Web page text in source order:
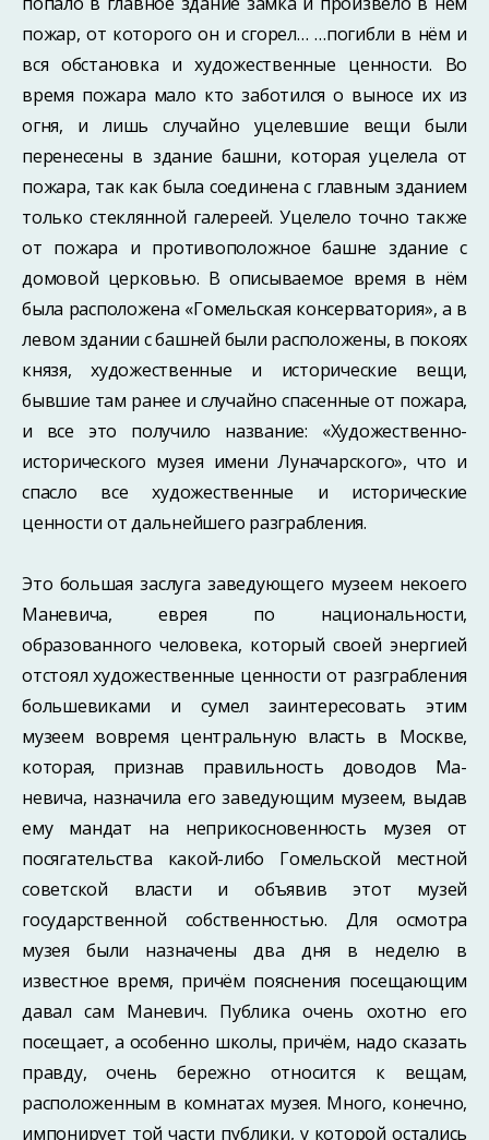
пожар, от которого он и сгорел… …погибли в нём и
вся обстановка и художественные ценности. Во
время по­жара мало кто заботился о выносе их из
огня, и лишь случайно уцелевшие вещи были
перенесены в здание башни, которая уцелела от
пожара, так как была соедине­на с главным зданием
только стеклянной галереей. Уцелело точно также
от пожара и противоположное башне здание с
домовой церковью. В описываемое время в нём
была расположена «Гомельская консерватория», а в
левом здании с башней были расположены, в покоях
князя, художественные и исторические вещи,
бывшие там ранее и случайно спасенные от пожара,
и все это получило название: «Художествен­но-
исторического музея имени Луначарского», что и
спасло все художественные и исторические
ценности от дальнейшего разграбления.
Это большая заслуга заведующего музеем некоего
Маневича, еврея по нацио­нальности,
образованного человека, который своей энергией
отстоял художествен­ные ценности от разграбления
большевиками и сумел заинтересовать этим
музеем вовремя центральную власть в Москве,
которая, признав правильность доводов Ма­
невича, назначила его заведующим музеем, выдав
ему мандат на неприкосновен­ность музея от
посягательства какой-либо Гомельской местной
советской власти и объявив этот музей
государственной собственностью. Для осмотра
музея были назначены два дня в неделю в
известное время, причём пояснения посещающим
давал сам Маневич. Публика очень охотно его
посещает, а особенно школы, причём, надо сказать
правду, очень бережно относится к вещам,
расположенным в комнатах музея. Много, конечно,
импонирует той части публики, у которой остались